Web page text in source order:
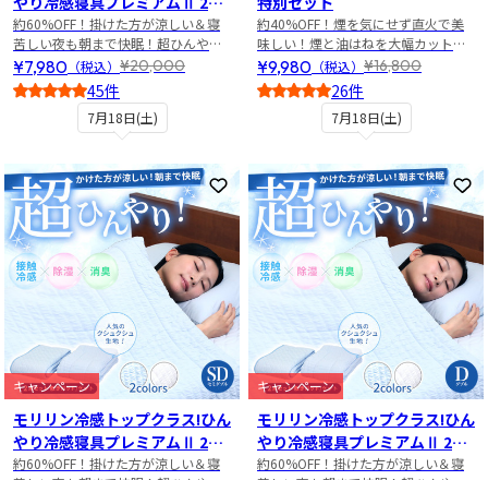
7月18日(土)
セット シングル
約60%OFF！掛けた方が涼しい＆寝
苦しい夜も朝まで快眠！超ひんやり
寝具2点セット
¥7,980 （税込） ¥20,000
45件
7月18日(土)
約40%OFF！煙を気にせず直火で美
味しい！煙と油はねを大幅カットの
焼き肉グリル特別セット
¥9,980 （税込） ¥16,800
26件
お気に入りに登録
キャンペーン
モリリン冷感トップクラス!ひん
やり冷感寝具プレミアムⅡ 2点
セット セミダブル
約60%OFF！掛けた方が涼しい＆寝
お
キャンペーン
モリリン冷感トップクラス!ひん
やり冷感寝具プレミアムⅡ 2点
セット ダブル
約60%OFF！掛けた方が涼しい＆寝